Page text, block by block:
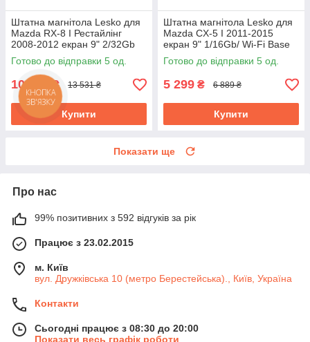
Штатна магнітола Lesko для
Mazda RX-8 I Рестайлінг
2008-2012 екран 9" 2/32Gb
4G Wi-Fi GPS Top Мазда
Готово до відправки 5 од.
10 408 ₴ 13 531 ₴
Купити
Штатна магнітола Lesko для
Mazda CX-5 I 2011-2015
екран 9" 1/16Gb/ Wi-Fi Base
GPS Android Мазда
Готово до відправки 5 од.
5 299 ₴ 6 889 ₴
Купити
Показати ще
Про нас
99% позитивних з 592 відгуків за рік
Працює з 23.02.2015
м. Київ
вул. Дружківська 10 (метро Берестейська)., Київ, Україна
Контакти
Сьогодні працює з 08:30 до 20:00
Показати весь графік роботи